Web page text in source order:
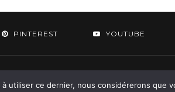
PINTEREST YOUTUBE
utiliser ce dernier, nous considérerons que